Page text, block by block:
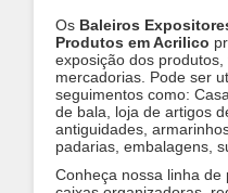
Os Baleiros
Produtos em Acrilico
exposição dos
mercadorias. Pode ser
seguimentos como:
de bala, loja de artigos
antiguidades,
padarias, embalagens,
Conheça nossa linha de